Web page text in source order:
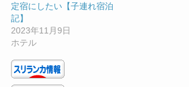
定宿にしたい【子連れ宿泊
記】
2023年11月9日
ホテル